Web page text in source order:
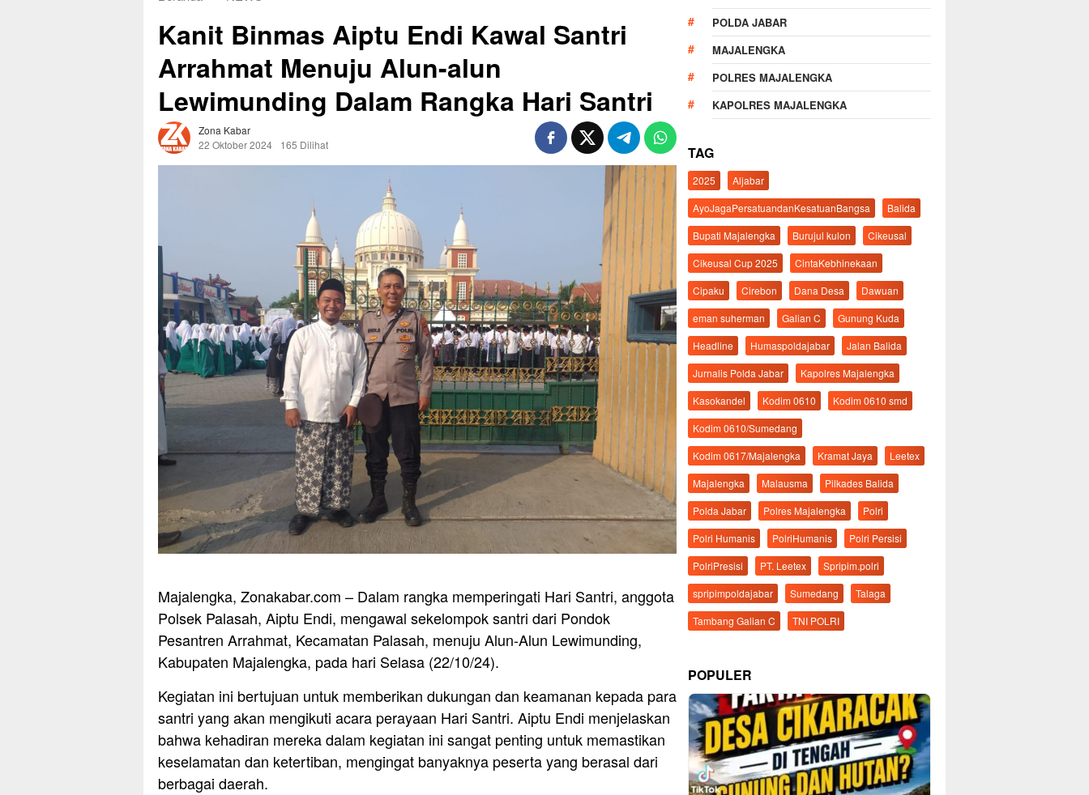
Kanit Binmas Aiptu Endi Kawal Santri
Arrahmat Menuju Alun-alun
Lewimunding Dalam Rangka Hari Santri
Zona Kabar
22 Oktober 2024
165 Dilihat
Majalengka, Zonakabar.com – Dalam rangka memperingati Hari Santri, anggota
Polsek Palasah, Aiptu Endi, mengawal sekelompok santri dari Pondok
Pesantren Arrahmat, Kecamatan Palasah, menuju Alun-Alun Lewimunding,
Kabupaten Majalengka, pada hari Selasa (22/10/24).
Kegiatan ini bertujuan untuk memberikan dukungan dan keamanan kepada para
santri yang akan mengikuti acara perayaan Hari Santri. Aiptu Endi menjelaskan
bahwa kehadiran mereka dalam kegiatan ini sangat penting untuk memastikan
keselamatan dan ketertiban, mengingat banyaknya peserta yang berasal dari
berbagai daerah.
POLDA JABAR
MAJALENGKA
POLRES MAJALENGKA
KAPOLRES MAJALENGKA
TAG
2025
Aljabar
AyoJagaPersatuandanKesatuanBangsa
Balida
Bupati Majalengka
Burujul kulon
Cikeusal
Cikeusal Cup 2025
CintaKebhinekaan
Cipaku
Cirebon Dana Desa
Dawuan
eman suherman
Galian C
Gunung Kuda
Headline
Humaspoldajabar
Jalan Balida
Jurnalis Polda Jabar
Kapolres Majalengka
Kasokandel
Kodim 0610
Kodim 0610 smd
Kodim 0610/Sumedang
Kodim 0617/Majalengka
Kramat Jaya
Leetex
Majalengka
Malausma
Pilkades Balida
Polda Jabar
Polres Majalengka
Polri
Polri Humanis
PolriHumanis
Polri Persisi
PolriPresisi
PT. Leetex
Spripim.polri
spripimpoldajabar
Sumedang
Talaga
Tambang Galian C
TNI POLRI
POPULER